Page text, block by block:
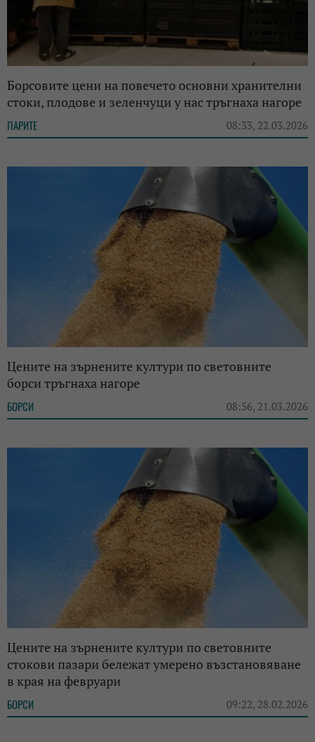
Борсовите цени на повечето основни хранителни
стоки, плодове и зеленчуци у нас тръгнаха нагоре
ПАРИТЕ 08:33, 22.03.2026
Цените на зърнените култури по световните
борси тръгнаха нагоре
БОРСИ 08:56, 21.03.2026
Цените на зърнените култури по световните
стокови пазари бележат умерено възстановяване
в края на февруари
БОРСИ 09:22, 28.02.2026